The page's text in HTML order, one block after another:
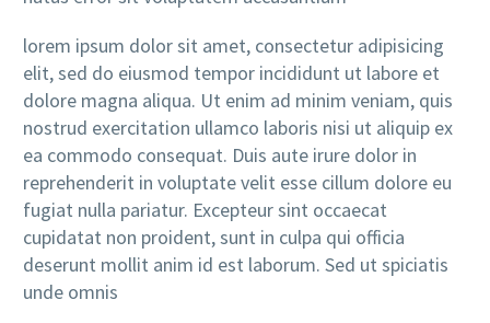
lorem ipsum dolor sit amet, consectetur adipisicing
elit, sed do eiusmod tempor incididunt ut labore et
dolore magna aliqua. Ut enim ad minim veniam, quis
nostrud exercitation ullamco laboris nisi ut aliquip ex
ea commodo consequat. Duis aute irure dolor in
reprehenderit in voluptate velit esse cillum dolore eu
fugiat nulla pariatur. Excepteur sint occaecat
cupidatat non proident, sunt in culpa qui officia
deserunt mollit anim id est laborum. Sed ut spiciatis
unde omnis